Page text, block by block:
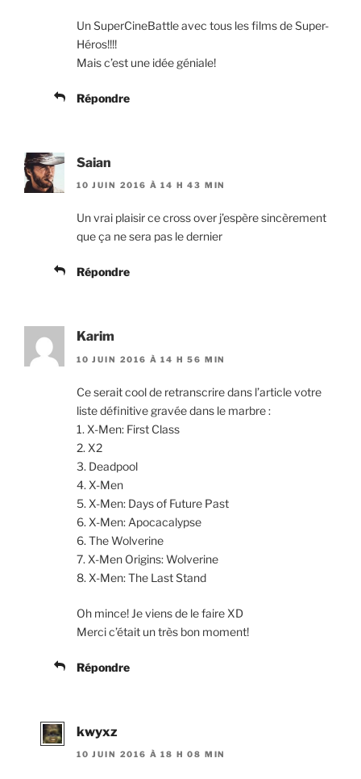
Un SuperCineBattle avec tous les films de Super-
Héros!!!!
Mais c’est une idée géniale!
Répondre
Saian
10 JUIN 2016 À 14 H 43 MIN
Un vrai plaisir ce cross over j’espère sincèrement
que ça ne sera pas le dernier
Répondre
Karim
10 JUIN 2016 À 14 H 56 MIN
Ce serait cool de retranscrire dans l’article votre
liste définitive gravée dans le marbre :
1. X-Men: First Class
2. X2
3. Deadpool
4. X-Men
5. X-Men: Days of Future Past
6. X-Men: Apocacalypse
6. The Wolverine
7. X-Men Origins: Wolverine
8. X-Men: The Last Stand
Oh mince! Je viens de le faire XD
Merci c’était un très bon moment!
Répondre
kwyxz
10 JUIN 2016 À 18 H 08 MIN